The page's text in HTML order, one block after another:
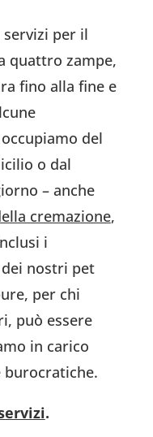
per il
quattro zampe,
fino alla fine e
del
o dal
– anche
cremazione,
i
nostri pet
per chi
può essere
in carico
.